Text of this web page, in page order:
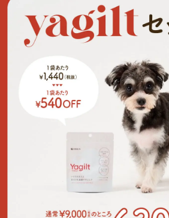
ー、ホエイパウダー、本葛粉、クランベリ
リン(一部に乳成分を含む)】 Green 天然の
布とチーズの香りが食欲をそそるスープ。
繊維が愛犬の口内環境をケアし、お腹の調
ウダー、ゴボウ末、脱脂米ぬか、昆布末、
パウダー(一部に乳成分を含む)】 Blue 毎日
シウムなどの栄養素が豊富な鰹節を使った
とアセチルグルコサミンを配合し、日々の
ポートします。 【かつお節パウダー、乾燥
フィッシュコラーゲンペプチド、N-アセチ
キクラゲ抽出物】 Purple Yellow Green
4.5% 粗たん白質 13.7% 11.9% 18.8%
2.5% 粗繊維 1.9% 2.4% 3.8% 0.6% 粗灰分
ン 600mg/40g 352mg/40g 520mg/40g
158kcal/40g 148kcal/40g 160kcal/40g
パック 賞味期限 / 保存方法 未開封の状態で
をしっかりと決めて、日光・高温多湿の場